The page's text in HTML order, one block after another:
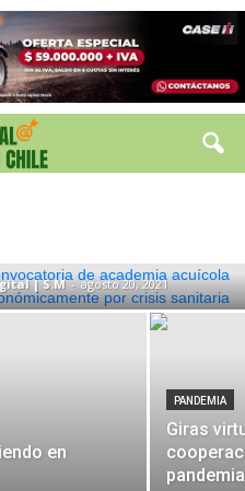
a
acuícola para
| S.M - agosto 20, 2021
en
PANDEMIA
Giras
pandemia